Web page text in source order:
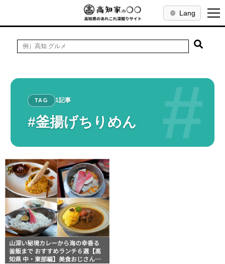
Lang
#
TAG 1記事
#釜揚げちりめん
山深い秘境カレーから海の幸香る
釜飯まで おすすめランチ６選【高
知県 中・東部編】美食おじさんマ